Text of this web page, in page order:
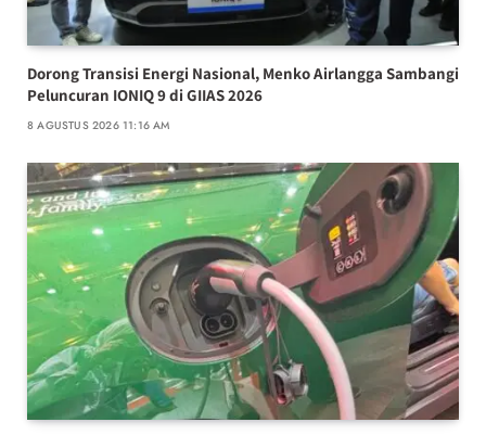
Dorong Transisi Energi Nasional, Menko Airlangga Sambangi
Peluncuran IONIQ 9 di GIIAS 2026
8 AGUSTUS 2026 11:16 AM